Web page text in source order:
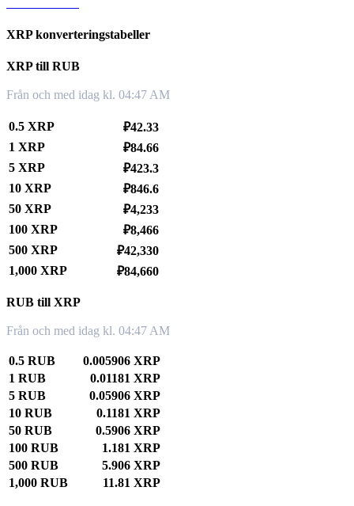
XRP konverteringstabeller
XRP till RUB
Från och med idag kl. 04:47 AM
0.5 XRP
₽42.33
1 XRP
₽84.66
5 XRP
₽423.3
10 XRP
₽846.6
50 XRP
₽4,233
100 XRP
₽8,466
500 XRP
₽42,330
1,000 XRP
₽84,660
RUB till XRP
Från och med idag kl. 04:47 AM
0.5 RUB
0.005906 XRP
1 RUB
0.01181 XRP
5 RUB
0.05906 XRP
10 RUB
0.1181 XRP
50 RUB
0.5906 XRP
100 RUB
1.181 XRP
500 RUB
5.906 XRP
1,000 RUB
11.81 XRP